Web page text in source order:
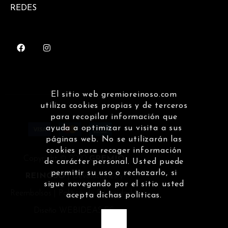
REDES
Copyright © 2020GREMIO
REINOSO|Devoluciones y
Política de Privacidad |
WEBIDEAS.ES
El sitio web gremioreinoso.com
utiliza cookies propias y de terceros
para recopilar información que
ayuda a optimizar su visita a sus
páginas web. No se utilizarán las
cookies para recoger información
de carácter personal. Usted puede
permitir su uso o rechazarlo, si
sigue navegando por el sitio usted
acepta dichas políticas.